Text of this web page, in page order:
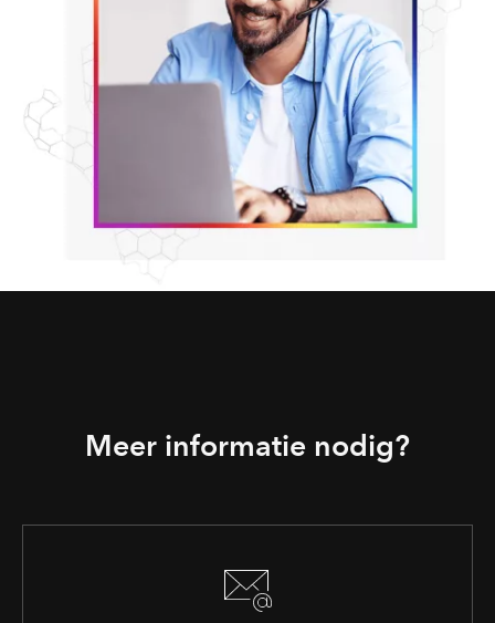
Meer informatie nodig?